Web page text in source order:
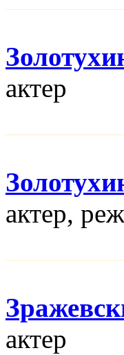
актер
актер,
актер